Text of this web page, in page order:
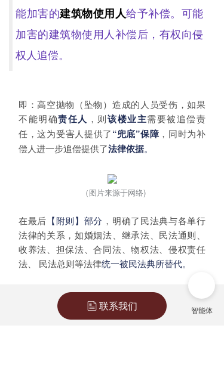
联系我们
能加害的建筑物使用人给予补偿。可能
加害的建筑物使用人补偿后，有权向侵
权人追偿。
即：高空抛物（坠物）造成的人员受伤，如果
不能明确责任人 ，则该楼业主需要被追偿责
任，这为受害人提供了“兜底”保障 ，同时为补
偿人进一步追偿提供了法律依据。
（图片来源于网络)
在最后 【附则】部分 ，明确了民法典与各单行
法律的关系，如婚姻法、继承法、民法通则、
收养法、担保法、合同法、物权法、侵权责任
法、 民法总则等法律统一被民法典所替代。
从总责编，到最后的附则，我们看到了《民法
典》从我们的出生到死亡，都有了全方位的法
律保护条款，不得不说是一本法律保护层面的